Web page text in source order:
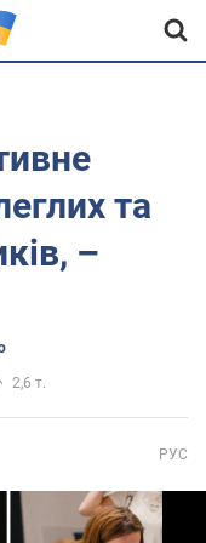
та
–
2,6 т.
РУС